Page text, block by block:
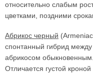
относительно слабым
цветками, поздними
Абрикос черный
спонтанный гибрид
абрикосом
Отличается густой